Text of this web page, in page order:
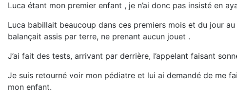
Luca étant mon premier enfant , je n’ai donc pas insisté en
Luca babillait beaucoup dans ces premiers mois et du jour
balançait assis par terre, ne prenant aucun jouet .
J’ai fait des tests, arrivant par derrière, l’appelant faisant
Je suis retourné voir mon pédiatre et lui ai demandé de me
mon enfant.